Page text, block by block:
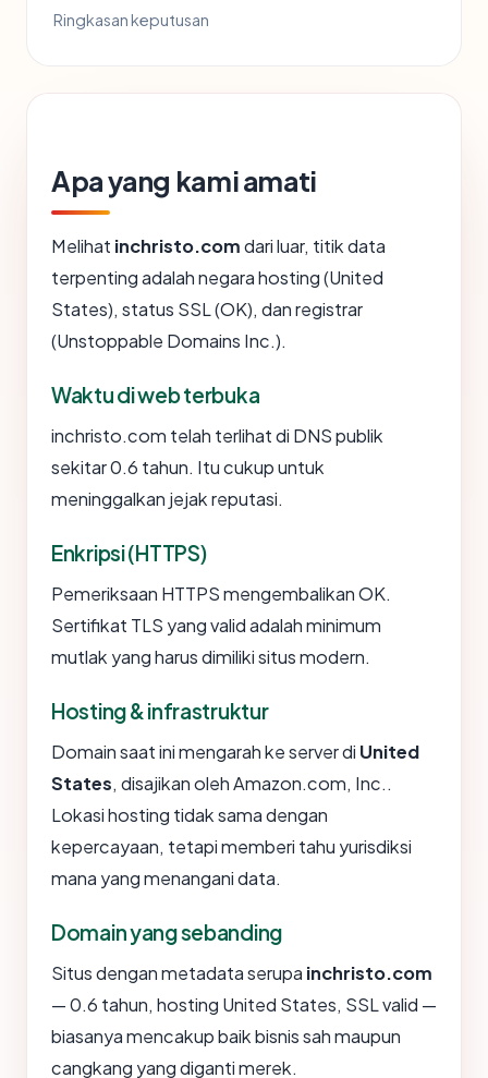
Ringkasan keputusan
Apa yang kami amati
Melihat inchristo.comdari luar, titik data
terpenting adalah negara hosting (United
States), status SSL (OK), dan registrar
(Unstoppable Domains Inc.).
Waktu di web terbuka
inchristo.com telah terlihat di DNS publik
sekitar 0.6 tahun. Itu cukup untuk
meninggalkan jejak reputasi.
Enkripsi (HTTPS)
Pemeriksaan HTTPS mengembalikan OK.
Sertifikat TLS yang valid adalah minimum
mutlak yang harus dimiliki situs modern.
Hosting & infrastruktur
Domain saat ini mengarah ke server di United
States, disajikan oleh Amazon.com, Inc..
Lokasi hosting tidak sama dengan
kepercayaan, tetapi memberi tahu yurisdiksi
mana yang menangani data.
Domain yang sebanding
Situs dengan metadata serupa inchristo.com
— 0.6 tahun, hosting United States, SSL valid —
biasanya mencakup baik bisnis sah maupun
cangkang yang diganti merek.